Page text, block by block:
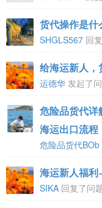
货代操作是什
SHGLS567 回
给海运新人，
运德华 发起了
危险品货代详
海运出口流程
危险品货代BOb
海运新人福利
SIKA 回复了问